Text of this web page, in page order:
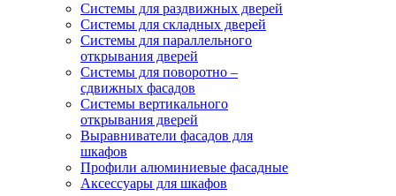
Системы для раздвижных дверей
Системы для складных дверей
Системы для параллельного
открывания дверей
Системы для поворотно –
сдвижных фасадов
Системы вертикального
открывания дверей
Выравниватели фасадов для
шкафов
Профили алюминиевые фасадные
Аксессуары для шкафов